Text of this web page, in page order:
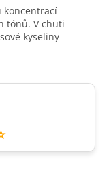
koncentrací
tónů. V chuti
kyseliny